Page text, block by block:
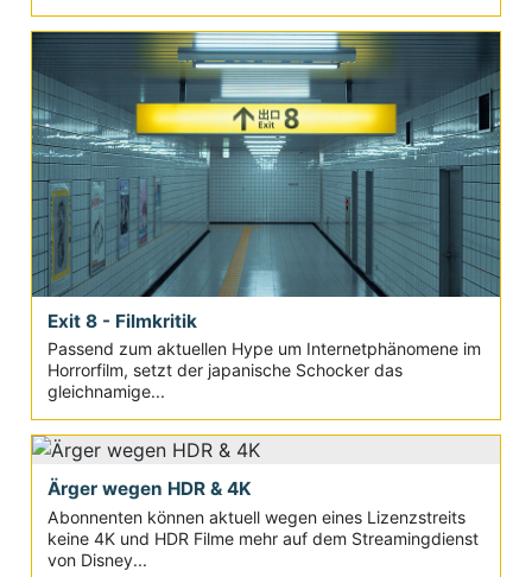
Exit 8 - Filmkritik
Passend zum aktuellen Hype um Internetphänomene im
Horrorfilm, setzt der japanische Schocker das
gleichnamige...
Ärger wegen HDR & 4K
Abonnenten können aktuell wegen eines Lizenzstreits
keine 4K und HDR Filme mehr auf dem Streamingdienst
von Disney...